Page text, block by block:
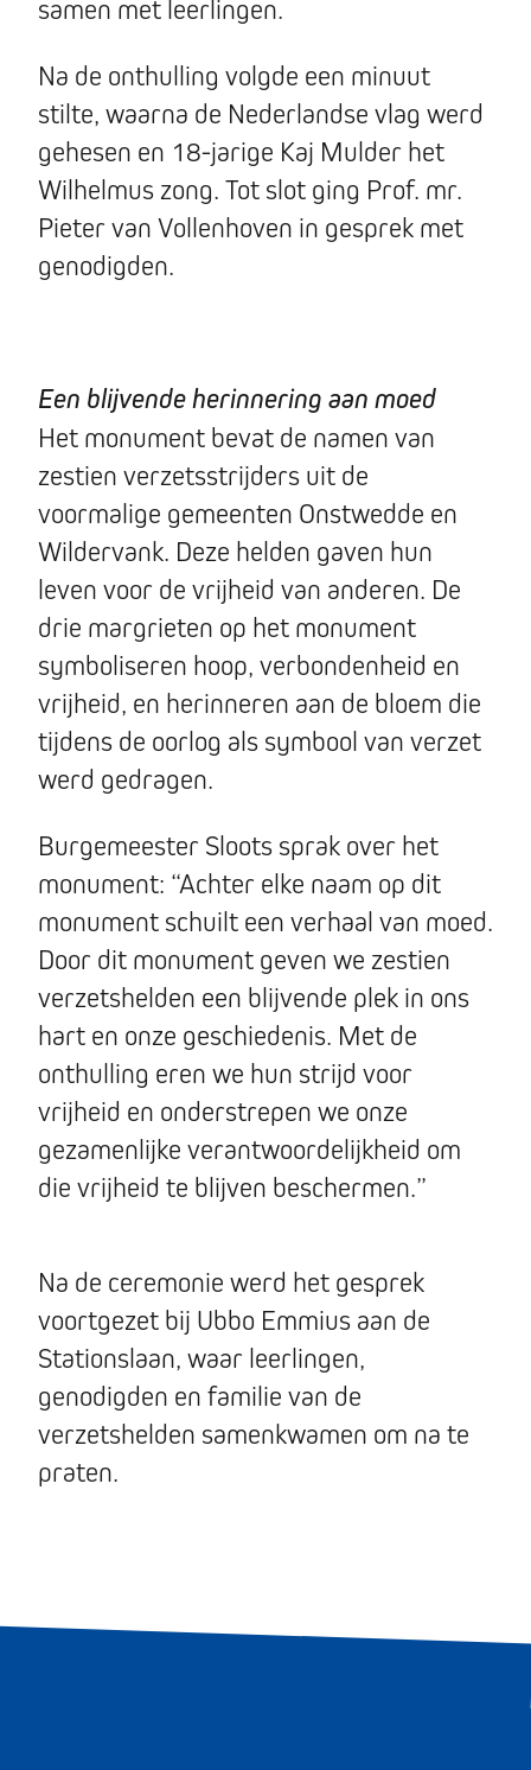
samen met leerlingen.
Na de onthulling volgde een minuut
stilte, waarna de Nederlandse vlag werd
gehesen en 18-jarige Kaj Mulder het
Wilhelmus zong. Tot slot ging Prof. mr.
Pieter van Vollenhoven in gesprek met
genodigden.
Een blijvende herinnering aan moed
Het monument bevat de namen van
zestien verzetsstrijders uit de
voormalige gemeenten Onstwedde en
Wildervank. Deze helden gaven hun
leven voor de vrijheid van anderen. De
drie margrieten op het monument
symboliseren hoop, verbondenheid en
vrijheid, en herinneren aan de bloem die
tijdens de oorlog als symbool van verzet
werd gedragen.
Burgemeester Sloots sprak over het
monument: “Achter elke naam op dit
monument schuilt een verhaal van moed.
Door dit monument geven we zestien
verzetshelden een blijvende plek in ons
hart en onze geschiedenis. Met de
onthulling eren we hun strijd voor
vrijheid en onderstrepen we onze
gezamenlijke verantwoordelijkheid om
die vrijheid te blijven beschermen.”
Na de ceremonie werd het gesprek
voortgezet bij Ubbo Emmius aan de
Stationslaan, waar leerlingen,
genodigden en familie van de
verzetshelden samenkwamen om na te
praten.